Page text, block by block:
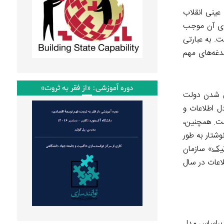
انقلاب
آن موجب
به عبارتی
مهم
شدن دولت
اطلاعات و
همچنین،
به طور
» سازمان
در سال
دوره آموزشی: «از فقر به ثروت»